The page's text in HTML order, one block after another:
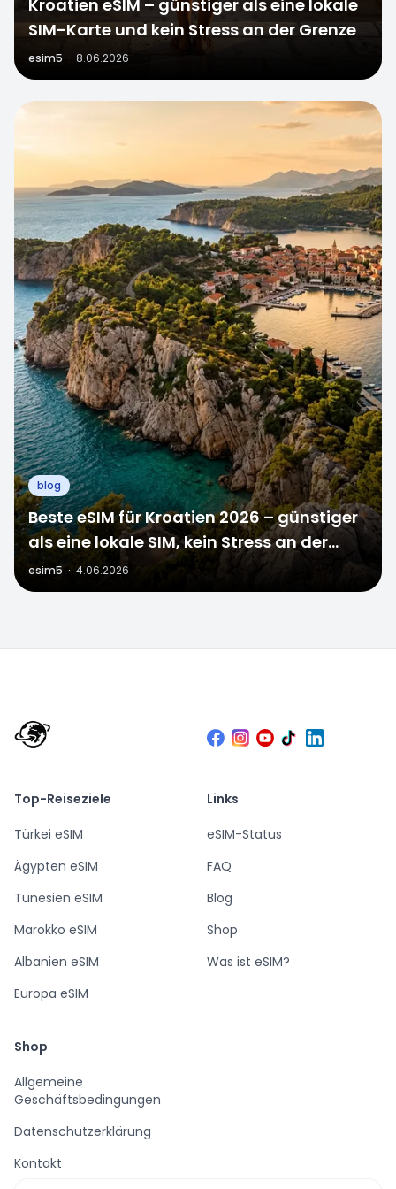
Kroatien eSIM – günstiger als eine lokale
SIM-Karte und kein Stress an der Grenze
esim5 · 8.06.2026
blog
Beste eSIM für Kroatien 2026 – günstiger
als eine lokale SIM, kein Stress an der
Grenze
esim5 · 4.06.2026
Top-Reiseziele
Türkei eSIM
Ägypten eSIM
Tunesien eSIM
Marokko eSIM
Albanien eSIM
Europa eSIM
Links
eSIM-Status
FAQ
Blog
Shop
Was ist eSIM?
Shop
Allgemeine
Geschäftsbedingungen
Datenschutzerklärung
Kontakt